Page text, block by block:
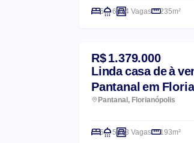
5 6 4 Vagas 235m²
R$ 1.379.000
Linda casa de à
Pantanal em
Pantanal, Florianópolis
5 5 3 Vagas 193m²